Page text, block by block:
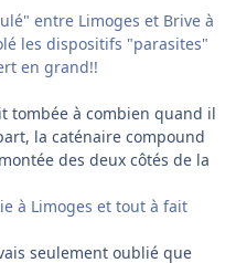
entre Limoges et Brive à
les dispositifs "parasites"
en grand!!
tombée à combien quand il
la caténaire compound
des deux côtés de la
à Limoges et tout à fait
seulement oublié que